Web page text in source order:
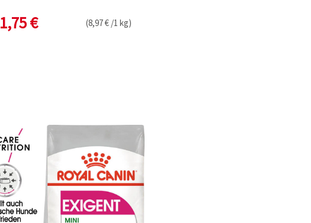
1,75 € (8,97 € /1 kg)